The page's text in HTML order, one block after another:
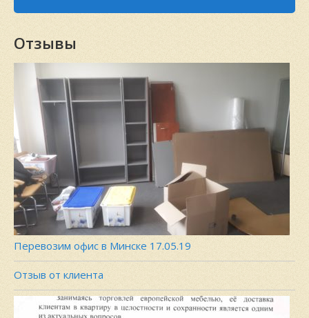
Отзывы
Перевозим офис в Минске 17.05.19
Отзыв от клиента